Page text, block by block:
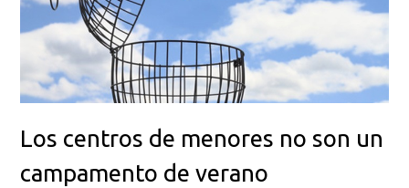
Los centros de menores no son un
campamento de verano